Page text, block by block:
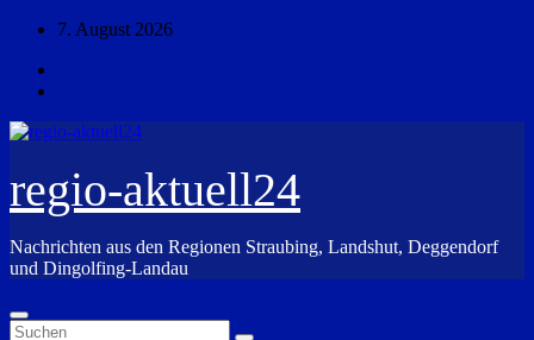
Zum
springen
7. August 2026
regio-aktuell24
Nachrichten aus den Regionen Straubing, Landshut, Deggendorf
und Dingolfing-Landau